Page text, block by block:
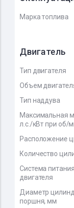
Марка топлива
Двигатель
Тип двигателя
Объем
Тип наддува
Максимальная
л.с./кВт при об/
Расположение
Количество
Система питания
двигателя
Диаметр
поршня, мм